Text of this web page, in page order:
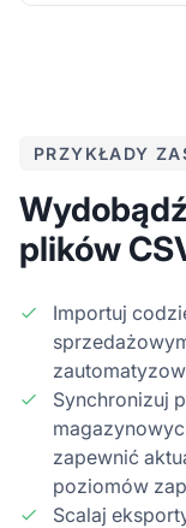
PRZYKŁADY
plików
Importuj
Synchronizuj
zapewnić
poziomów
Scalaj